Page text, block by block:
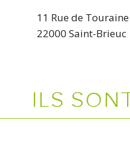
11 Rue de Touraine
22000 Saint-Brieuc
ILS